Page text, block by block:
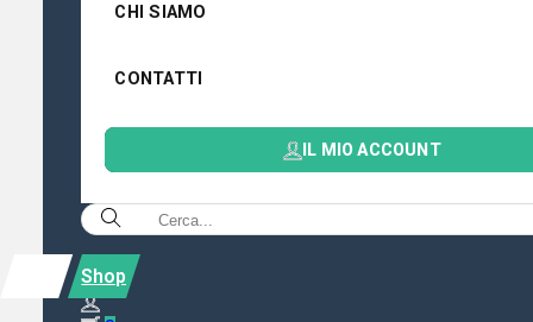
CHI SIAMO
CONTATTI
IL MIO ACCOUNT
Shop